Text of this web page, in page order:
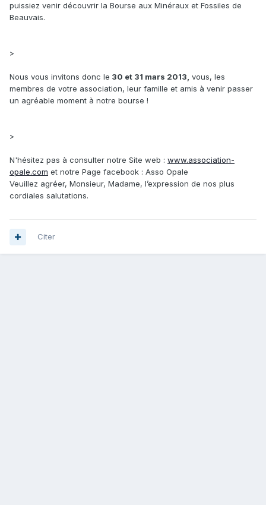
puissiez venir découvrir la Bourse aux Minéraux et Fossiles de
Beauvais.
>
Nous vous invitons donc le 30 et 31 mars 2013, vous, les
membres de votre association, leur famille et amis à venir passer
un agréable moment à notre bourse !
>
N'hésitez pas à consulter notre Site web : www.association-
opale.com et notre Page facebook : Asso Opale
Veuillez agréer, Monsieur, Madame, l’expression de nos plus
cordiales salutations.
Citer